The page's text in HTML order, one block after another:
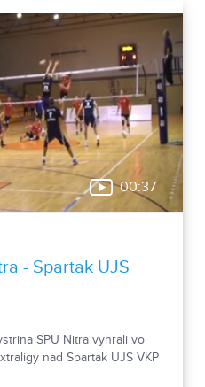
00:37
- Spartak UJS
SPU Nitra vyhrali vo
nad Spartak UJS VKP